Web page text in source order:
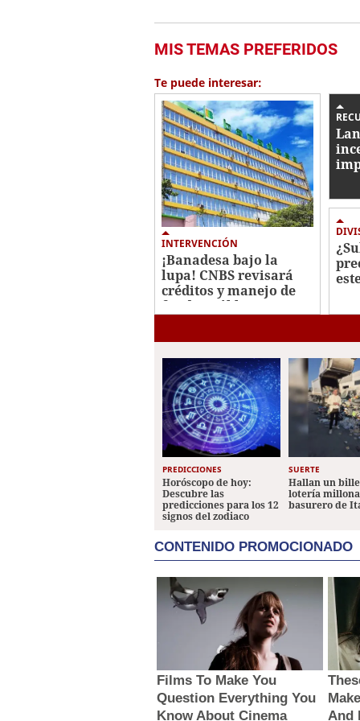
MIS TEMAS PREFERIDOS
Te puede interesar:
INTERVENCIÓN
¡Banadesa bajo la
lupa! CNBS revisará
créditos y manejo de
fondos públicos
PREDICCIONES
Horóscopo de hoy:
Descubre las
predicciones para los 12
signos del zodiaco
SUERTE
Hallan un
lotería
basurero de
CONTENIDO PROMOCIONADO
Films To Make You
Question Everything You
Know About Cinema
And